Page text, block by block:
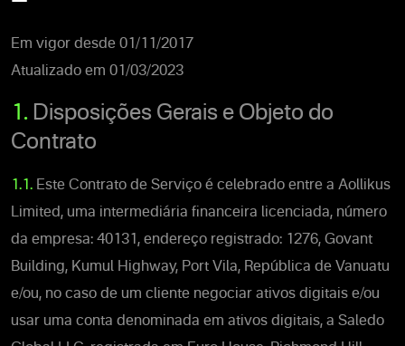
Em vigor desde 01/11/2017
Atualizado em 01/03/2023
1. Disposições Gerais e Objeto do
Contrato
1.1. Este Contrato de Serviço é celebrado entre a Aollikus
Limited, uma intermediária financeira licenciada, número
da empresa: 40131, endereço registrado: 1276, Govant
Building, Kumul Highway, Port Vila, República de Vanuatu
e/ou, no caso de um cliente negociar ativos digitais e/ou
usar uma conta denominada em ativos digitais, a Saledo